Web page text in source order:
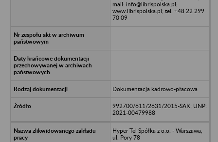
mail: info@librispolska.pl;
www.librispolska.pl; tel. +48 22 299
70 09
Dokumentacja kadrowo-płacowa
992700/611/2631/2015-SAK; UNP:
2021-00479988
Hyper Tel Spółka z o.o. - Warszawa,
ul. Pory 78